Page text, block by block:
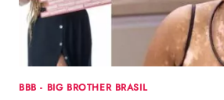
PÚBLICO
BBB - BIG BROTHER BRASIL